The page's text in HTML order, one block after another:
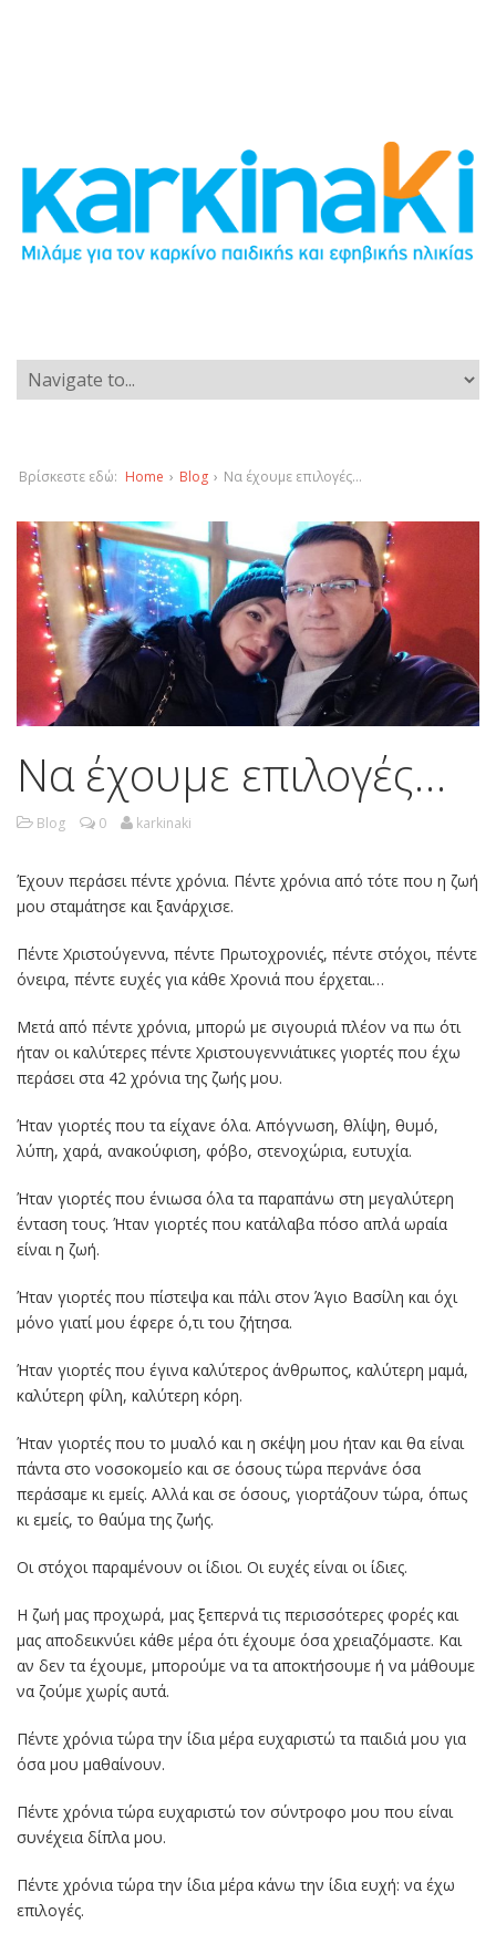
Βρίσκεστε εδώ: Home › Blog › Να έχουμε επιλογές…
Να έχουμε επιλογές…
Blog 0 karkinaki
Έχουν περάσει πέντε χρόνια. Πέντε χρόνια από τότε που η ζωή
μου σταμάτησε και ξανάρχισε.
Πέντε Χριστούγεννα, πέντε Πρωτοχρονιές, πέντε στόχοι, πέντε
όνειρα, πέντε ευχές για κάθε Χρονιά που έρχεται…
Μετά από πέντε χρόνια, μπορώ με σιγουριά πλέον να πω ότι
ήταν οι καλύτερες πέντε Χριστουγεννιάτικες γιορτές που έχω
περάσει στα 42 χρόνια της ζωής μου.
Ήταν γιορτές που τα είχανε όλα. Απόγνωση, θλίψη, θυμό,
λύπη, χαρά, ανακούφιση, φόβο, στενοχώρια, ευτυχία.
Ήταν γιορτές που ένιωσα όλα τα παραπάνω στη μεγαλύτερη
ένταση τους. Ήταν γιορτές που κατάλαβα πόσο απλά ωραία
είναι η ζωή.
Ήταν γιορτές που πίστεψα και πάλι στον Άγιο Βασίλη και όχι
μόνο γιατί μου έφερε ό,τι του ζήτησα.
Ήταν γιορτές που έγινα καλύτερος άνθρωπος, καλύτερη μαμά,
καλύτερη φίλη, καλύτερη κόρη.
Ήταν γιορτές που το μυαλό και η σκέψη μου ήταν και θα είναι
πάντα στο νοσοκομείο και σε όσους τώρα περνάνε όσα
περάσαμε κι εμείς. Αλλά και σε όσους, γιορτάζουν τώρα, όπως
κι εμείς, το θαύμα της ζωής.
Οι στόχοι παραμένουν οι ίδιοι. Οι ευχές είναι οι ίδιες.
Η ζωή μας προχωρά, μας ξεπερνά τις περισσότερες φορές και
μας αποδεικνύει κάθε μέρα ότι έχουμε όσα χρειαζόμαστε. Και
αν δεν τα έχουμε, μπορούμε να τα αποκτήσουμε ή να μάθουμε
να ζούμε χωρίς αυτά.
Πέντε χρόνια τώρα την ίδια μέρα ευχαριστώ τα παιδιά μου για
όσα μου μαθαίνουν.
Πέντε χρόνια τώρα ευχαριστώ τον σύντροφο μου που είναι
συνέχεια δίπλα μου.
Πέντε χρόνια τώρα την ίδια μέρα κάνω την ίδια ευχή: να έχω
επιλογές.